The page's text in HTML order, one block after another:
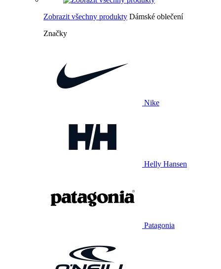
Zobrazit všechny produkty Dámské oblečení
Značky
Nike
Helly Hansen
Patagonia